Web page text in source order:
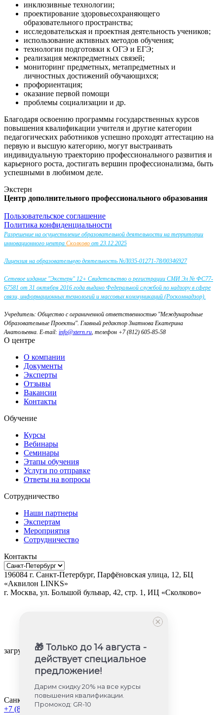
инклюзивные технологии;
проектирование здоровьесохраняющего
образовательного пространства;
исследовательская и проектная деятельность учеников;
использование активных методов обучения;
технологии подготовки к ОГЭ и ЕГЭ;
реализация межпредметных связей;
мониторинг предметных, метапредметных и
личностных достижений обучающихся;
профориентация;
оказание первой помощи
проблемы социализации и др.
Благодаря освоению программы государственных курсов
повышения квалификации учителя и другие категории
педагогических работников успешно проходят аттестацию на
первую и высшую категорию, могут выстраивать
индивидуальную траекторию профессионального развития и
карьерного роста, достигать вершин профессионализма, быть
успешными в любимом деле.
Экстерн
Центр дополнительного профессионального образования
Пользовательское соглашение
Политика конфиденциальности
Разрешение на осуществление образовательной деятельности на территории
инновационного центра Сколково от 23.12.2025
Лицензия на образовательную деятельность №Л035-01271-78/00346927
Сетевое издание "Экстерн" 12+ Свидетельство о регистрации СМИ Эл № ФС77-
67581 от 31 октября 2016 года выдано Федеральной службой по надзору в сфере
связи, информационных технологий и массовых коммуникаций (Роскомнадзор).
Учредитель: Общество с ограниченной ответственностью "Международные
Образовательные Проекты". Главный редактор Знатнова Екатерина
Анатольевна. E-mail: info@xtern.ru, телефон +7 (812) 605-85-58
О центре
О компании
Документы
Эксперты
Отзывы
Вакансии
Контакты
Обучение
Курсы
Вебинары
Семинары
Этапы обучения
Услуги по отправке
Ответы на вопросы
Сотрудничество
Наши партнеры
Экспертам
Мероприятия
Сотрудничество
Контакты
196084 г. Санкт-Петербург, Парфёновская улица, 12, БЦ
«Аквилон LINKS»
г. Москва, ул. Большой бульвар, 42, стр. 1, ИЦ «Сколково»
загрузка карты...
Санкт-Петербург
+7 (812) 605-85-58
🎁 Только до 14 августа -
действует специальное
предложение!
Дарим скидку 20% на все курсы
повышения квалификации.
Промокод: GR-10